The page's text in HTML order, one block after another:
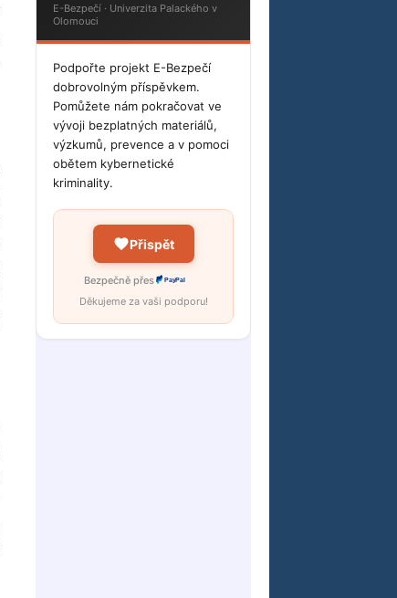
E-Bezpečí · Univerzita Palackého v
Olomouci
Podpořte projekt E-Bezpečí
dobrovolným příspěvkem.
Pomůžete nám pokračovat ve
vývoji bezplatných materiálů,
výzkumů, prevence a v pomoci
obětem kybernetické
kriminality.
Přispět
Bezpečně přes PayPal
Děkujeme za vaši podporu!